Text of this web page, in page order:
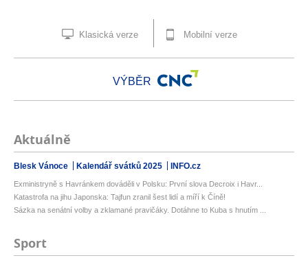
Klasická verze Mobilní verze
VÝBĚR
Aktuálně
Blesk Vánoce Kalendář svátků 2025 INFO.cz
Exministryně s Havránkem dováděli v Polsku: První slova Decroix i Havr...
Katastrofa na jihu Japonska: Tajfun zranil šest lidí a míří k Číně!
Sázka na senátní volby a zklamané pravičáky. Dotáhne to Kuba s hnutím ...
Sport